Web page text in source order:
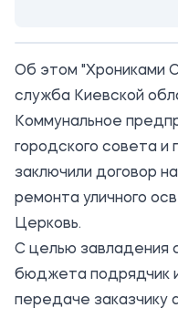
Об этом "Хрониками
служба Киевской
Коммунальное
городского совета
заключили договор
ремонта уличного
Церковь.
С целью завладения
бюджета подрядчик
передаче заказчику